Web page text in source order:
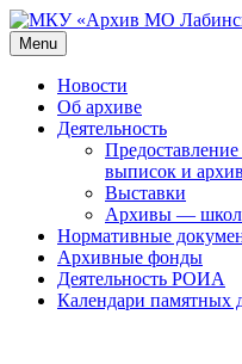
Skip
to
content
МКУ «Архив МО Лабинский
Официальный сайт
Menu
Новости
Об архиве
Деятельность
выписок и
Выставки
Архивы —
Нормативные
Архивные фонды
Деятельность РОИА
Календари памятных